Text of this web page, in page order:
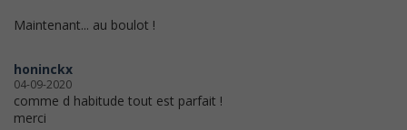
Maintenant... au boulot !
honinckx
04-09-2020
comme d habitude tout est parfait !
merci